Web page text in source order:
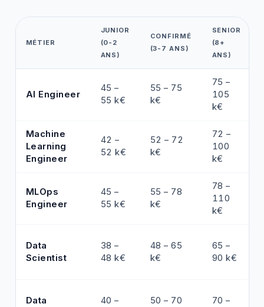
MÉTIER
JUNIOR
(0-2
ANS)
CONFIRMÉ
(3-7 ANS)
SENIOR
(8+
ANS)
AI Engineer
45 –
55 k€
55 – 75
k€
75 –
105
k€
Machine
Learning
Engineer
42 –
52 k€
52 – 72
k€
72 –
100
k€
MLOps
Engineer
45 –
55 k€
55 – 78
k€
78 –
110
k€
Data
Scientist
38 –
48 k€
48 – 65
k€
65 –
90 k€
Data
40 –
50 – 70
70 –